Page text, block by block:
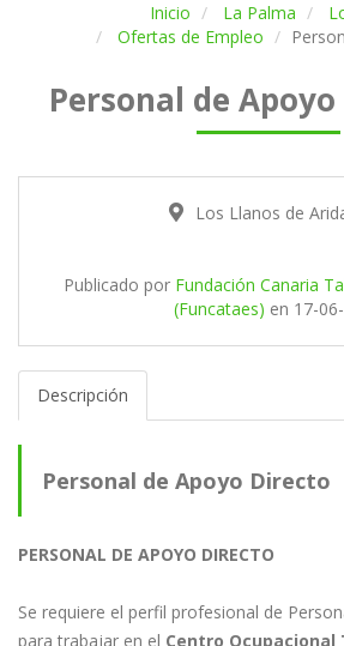
Inicio La Palma
Ofertas de Empleo
Personal de
Los Llanos de
Publicado por Fundación Canaria
(Funcataes) en 17-
Descripción
Personal de Apoyo Directo
PERSONAL DE APOYO DIRECTO
Se requiere el perfil profesional de
para trabajar en el Centro Ocupacional